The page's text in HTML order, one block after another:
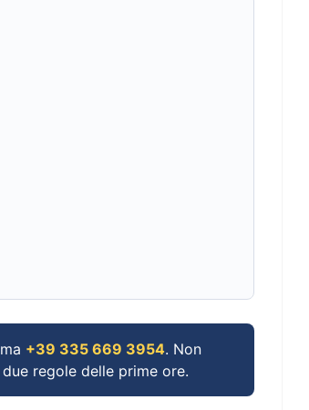
+39 335 669 3954. Non
regole delle prime ore.